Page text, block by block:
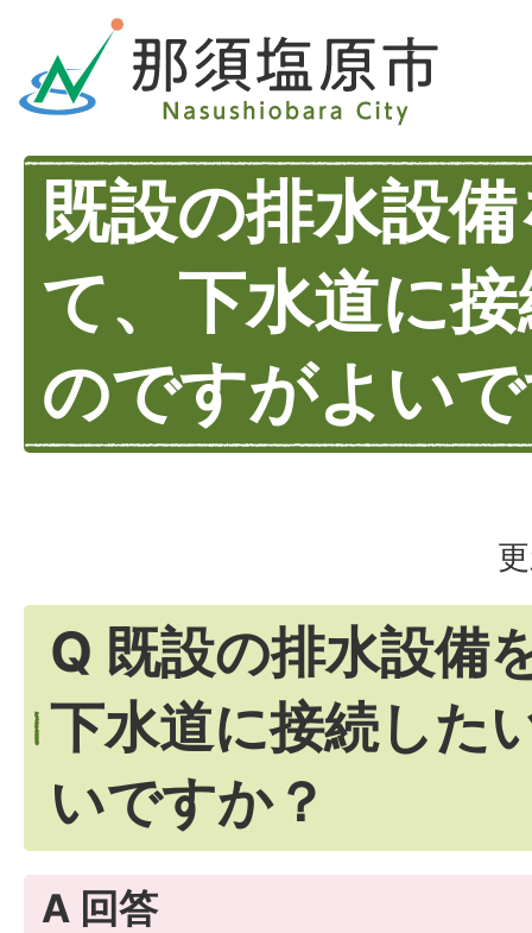
既設の排水設
て、下水道に
のですがよい
Q 既設の排水設備
下水道に接続した
いですか？
A 回答